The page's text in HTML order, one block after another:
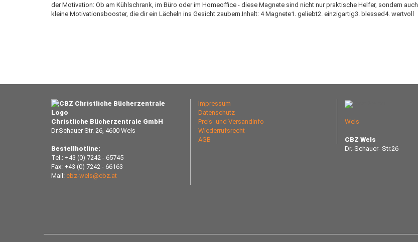
der Motivation: Ob am Kühlschrank, im Büro oder im Homeoffice - diese Magnete sind nicht nur praktische Helfer, sondern auch
kleine Motivationsbooster, die dir ein Lächeln ins Gesicht zaubern.Inhalt: 4 Magnete1. geliebt2. einzigartig3. blessed4. wertvoll
Christliche Bücherzentrale GmbH
Dr.Schauer Str. 26, 4600 Wels
Bestellhotline:
Tel.: +43 (0) 7242 - 65745
Fax: +43 (0) 7242 - 66163
Mail: cbz-wels@cbz.at
Impressum
Datenschutz
Preis- und Versandinfo
Wiederrufsrecht
AGB
Wels
CBZ Wels
Dr.-Schauer- Str.26